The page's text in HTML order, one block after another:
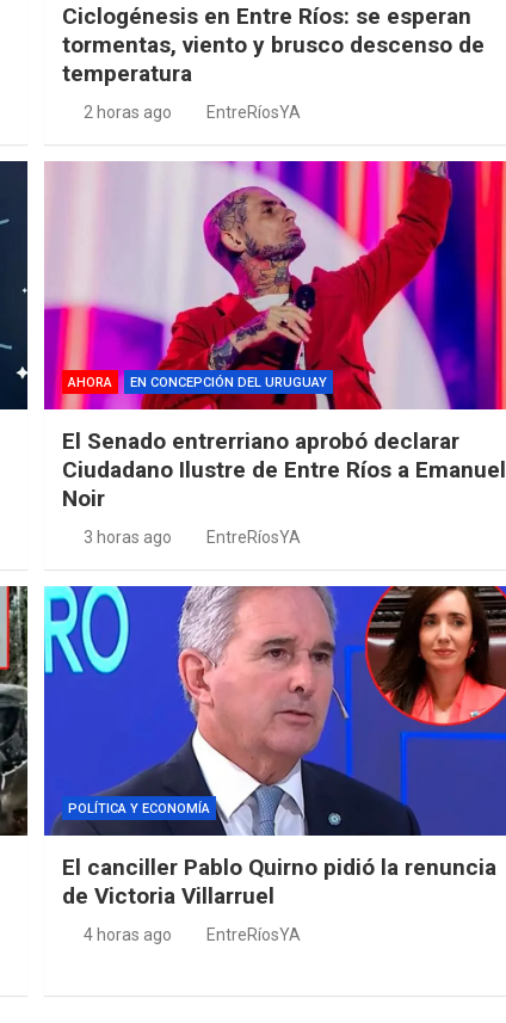
Ciclogénesis en Entre Ríos: se esperan
tormentas, viento y brusco descenso de
temperatura
2 horas ago EntreRíosYA
AHORA EN CONCEPCIÓN DEL URUGUAY
El Senado entrerriano aprobó declarar
Ciudadano Ilustre de Entre Ríos a Emanuel
Noir
3 horas ago EntreRíosYA
POLÍTICA Y ECONOMÍA
El canciller Pablo Quirno pidió la renuncia
de Victoria Villarruel
4 horas ago EntreRíosYA